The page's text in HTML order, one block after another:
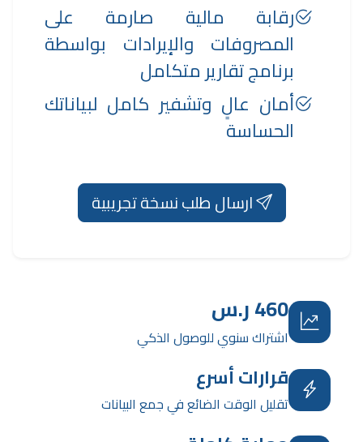
رقابة مالية صارمة على
المصروفات والإيرادات بواسطة
برنامج تقارير متكامل
أمان عالٍ وتشفير كامل لبياناتك
الحساسة
ارسال طلب نسخة تجريبية
460 ر.س
اشتراك سنوي للوصول الذكي
قرارات أسرع
تقليل الوقت الضائع في جمع البيانات